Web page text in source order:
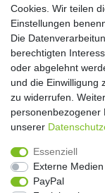
Widerrufs­recht
Cookies. Wir teilen
Einstellungen
Die
berechtigten
oder abgelehnt
und die Einwilligung
zu widerrufen.
personenbezogener
unserer
Essenziell
Externe Medien
PayPal
Copyright 2016
Angebote